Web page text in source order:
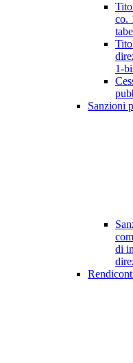
co.
1-
Sanzioni
di